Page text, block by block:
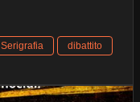
Serigrafia
dibattito